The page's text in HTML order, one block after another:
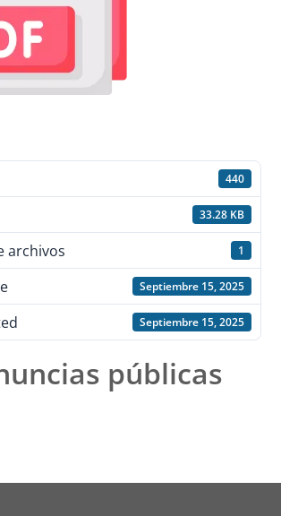
440
33.28 KB
archivos 1
Septiembre 15, 2025
Septiembre 15, 2025
públicas